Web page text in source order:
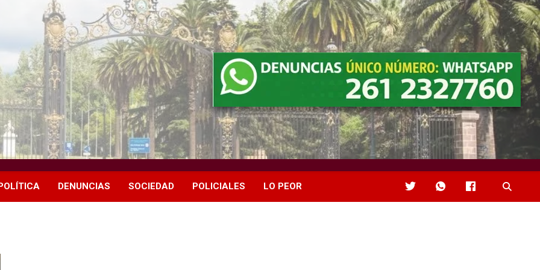
DENUNCIAS SOCIEDAD POLICIALES LO PEOR